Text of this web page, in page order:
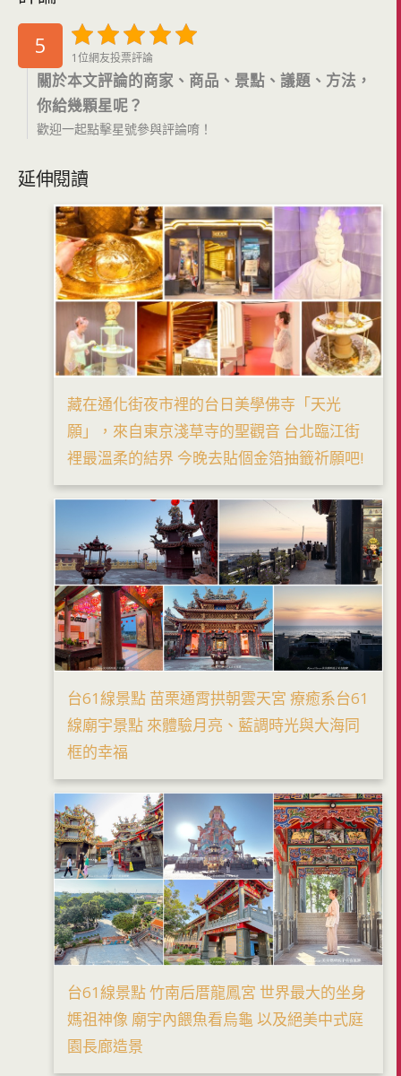
5 1位網友投票評論
關於本文評論的商家、商品、景點、議題、方法，
你給幾顆星呢？
歡迎一起點擊星號參與評論唷！
延伸閱讀
藏在通化街夜市裡的台日美學佛寺「天光
願」，來自東京淺草寺的聖觀音 台北臨江街
裡最溫柔的結界 今晚去貼個金箔抽籤祈願吧!
台61線景點 苗栗通霄拱朝雲天宮 療癒系台61
線廟宇景點 來體驗月亮、藍調時光與大海同
框的幸福
台61線景點 竹南后厝龍鳳宮 世界最大的坐身
媽祖神像 廟宇內餵魚看烏龜 以及絕美中式庭
園長廊造景